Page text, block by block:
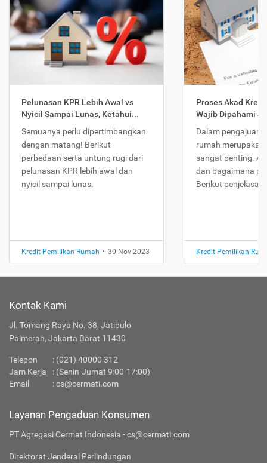
Pelunasan KPR Lebih Awal vs
Nyicil Sampai Lunas, Ketahui...
Semuanya perlu dipertimbangkan
dengan matang! Berikut
perbedaan serta untung rugi dari
pelunasan KPR lebih awal dan
nyicil sampai lunas.
Kredit Pemilikan Rumah • 30 Nov 2023
Proses Akad
Wajib Dipahami
Dalam pengajuan
rumah
sangat penting.
dan bagaimana
Berikut
Kredit Pemilikan
Kontak Kami
Jl. Tomang Raya No. 38, Jatipulo
Palmerah, Jakarta Barat 11430
Telepon : (021) 40000 312
Jam Kerja
: (Senin-Jumat 9:00-17:00)
Email
:cs@cermati.com
Layanan Pengaduan Konsumen
PT Agregasi Cermat Indonesia - cs@cermati.com
Direktorat Jenderal Perlindungan